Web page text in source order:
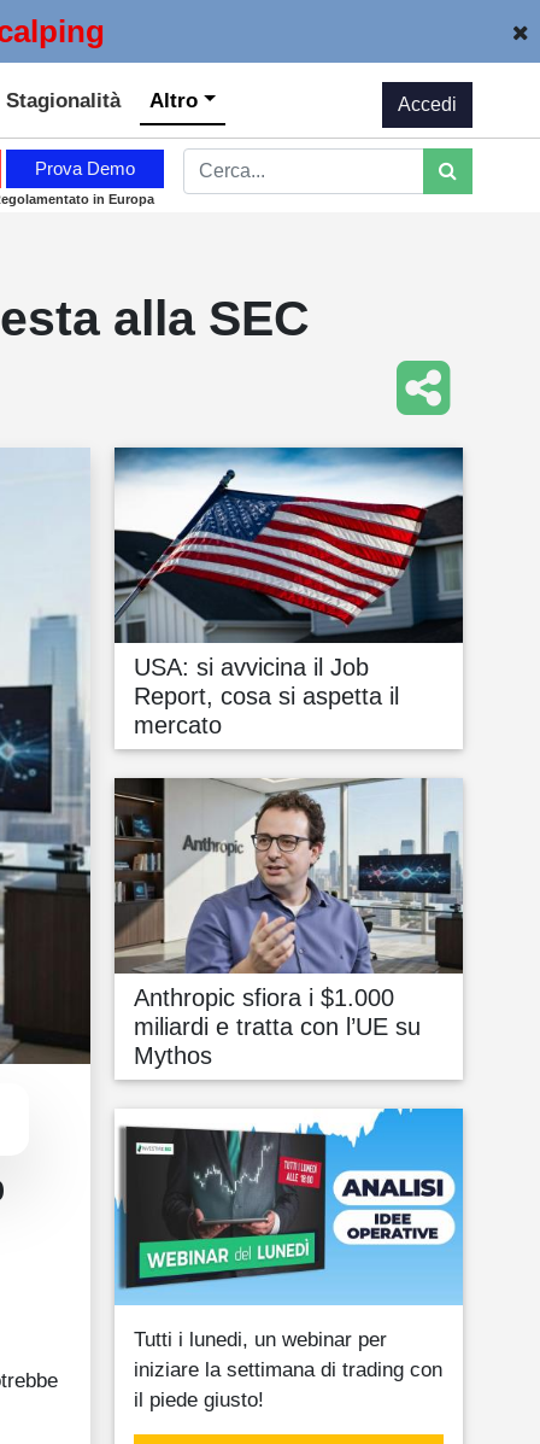
Stagionalità Altro Accedi
Prova Demo
in Europa
alla SEC
USA: si avvicina il Job
Report, cosa si aspetta il
mercato
Anthropic sfiora i $1.000
miliardi e tratta con l’UE su
Mythos
Tutti i lunedi, un webinar per
iniziare la settimana di trading con
il piede giusto!